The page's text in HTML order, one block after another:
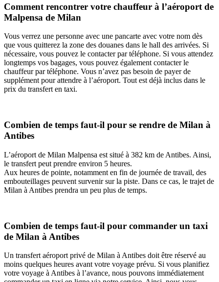
Comment rencontrer votre chauffeur à l’aéroport de
Malpensa de Milan
Vous verrez une personne avec une pancarte avec votre nom dès
que vous quitterez la zone des douanes dans le hall des arrivées. Si
nécessaire, vous pouvez le contacter par téléphone. Si vous attendez
longtemps vos bagages, vous pouvez également contacter le
chauffeur par téléphone. Vous n’avez pas besoin de payer de
supplément pour attendre à l’aéroport. Tout est déjà inclus dans le
prix du transfert en taxi.
Combien de temps faut-il pour se rendre de Milan à
Antibes
L’aéroport de Milan Malpensa est situé à 382 km de Antibes. Ainsi,
le transfert peut prendre environ 5 heures.
Aux heures de pointe, notamment en fin de journée de travail, des
embouteillages peuvent survenir sur la piste. Dans ce cas, le trajet de
Milan à Antibes prendra un peu plus de temps.
Combien de temps faut-il pour commander un taxi
de Milan à Antibes
Un transfert aéroport privé de Milan à Antibes doit être réservé au
moins quelques heures avant votre voyage prévu. Si vous planifiez
votre voyage à Antibes à l’avance, nous pouvons immédiatement